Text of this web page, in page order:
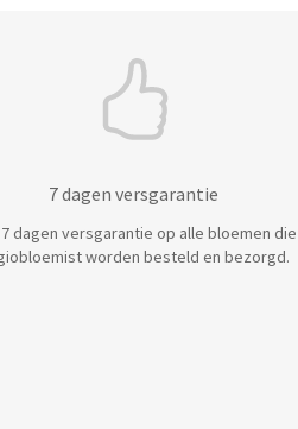
7 dagen versgarantie
dagen versgarantie op alle bloemen
worden besteld en bezorgd.